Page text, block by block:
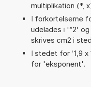
multiplikation (*,
I forkortelserne
udelades i '^2'
skrives cm2 i
I stedet for '1,9 x
for 'eksponent'.